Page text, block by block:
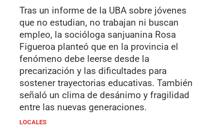
Tras un informe de la UBA sobre jóvenes
que no estudian, no trabajan ni buscan
empleo, la socióloga sanjuanina Rosa
Figueroa planteó que en la provincia el
fenómeno debe leerse desde la
precarización y las dificultades para
sostener trayectorias educativas. También
señaló un clima de desánimo y fragilidad
entre las nuevas generaciones.
LOCALES